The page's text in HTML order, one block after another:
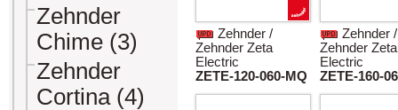
Zehnder
Chime (3)
Zehnder
Cortina (4)
Zehnder /
Zehnder Zeta
Electric
ZETE-120-060-MQ
Zehnder /
Zehnder Zeta
Electric
ZETE-160-